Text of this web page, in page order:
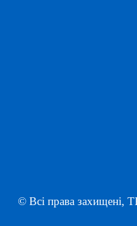
© Всі права захищені,